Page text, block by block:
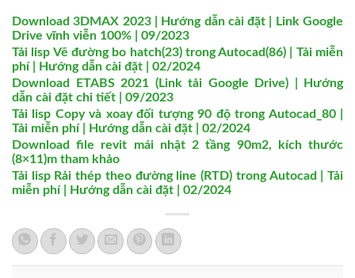
Download 3DMAX 2023 | Hướng dẫn cài đặt | Link Google
Drive vĩnh viễn 100% | 09/2023
Tải lisp Vẽ đường bo hatch(23) trong Autocad(86) | Tải miễn
phí | Hướng dẫn cài đặt | 02/2024
Download ETABS 2021 (Link tải Google Drive) | Hướng
dẫn cài đặt chi tiết | 09/2023
Tải lisp Copy và xoay đối tượng 90 độ trong Autocad_80 |
Tải miễn phí | Hướng dẫn cài đặt | 02/2024
Download file revit mái nhật 2 tầng 90m2, kích thước
(8×11)m tham khảo
Tải lisp Rải thép theo đường line (RTD) trong Autocad | Tải
miễn phí | Hướng dẫn cài đặt | 02/2024